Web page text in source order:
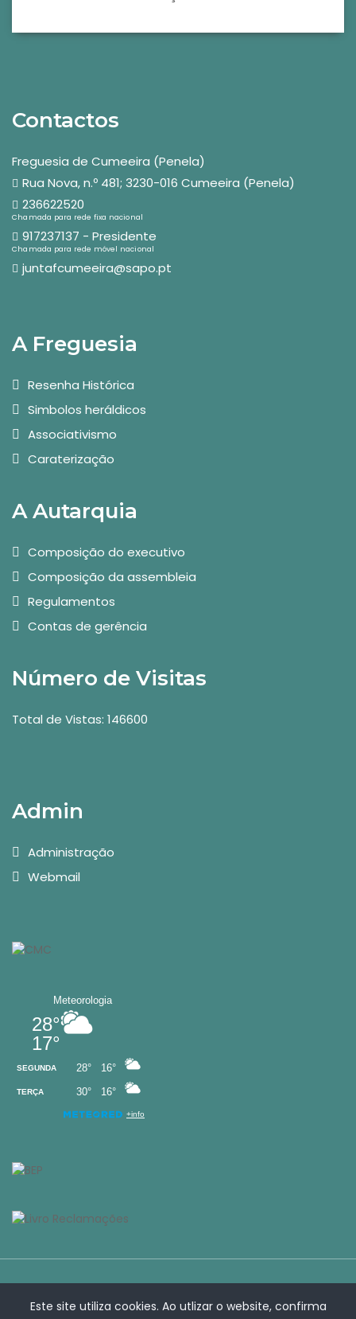
Este site utiliza cookies. Ao utlizar o website, confirma
Contactos
Freguesia de Cumeeira (Penela)
Rua Nova, n.º 481; 3230-016 Cumeeira (Penela)
236622520
Chamada para rede fixa nacional
917237137 - Presidente
Chamada para rede móvel nacional
juntafcumeeira@sapo.pt
A Freguesia
Resenha Histórica
Simbolos heráldicos
Associativismo
Caraterização
A Autarquia
Composição do executivo
Composição da assembleia
Regulamentos
Contas de gerência
Número de Visitas
Total de Vistas: 146600
Admin
Administração
Webmail